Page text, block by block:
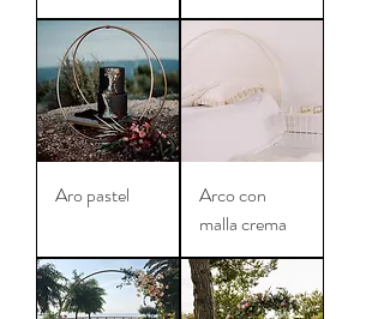
Aro pastel
Arco con
malla crema